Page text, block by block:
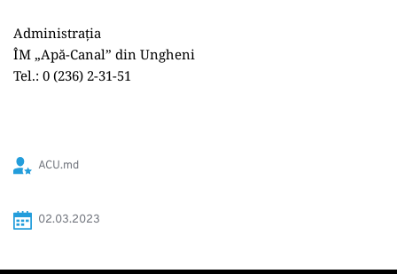
Administrația
ÎM „Apă-Canal” din Ungheni
Tel.: 0 (236) 2-31-51
ACU.md
02.03.2023